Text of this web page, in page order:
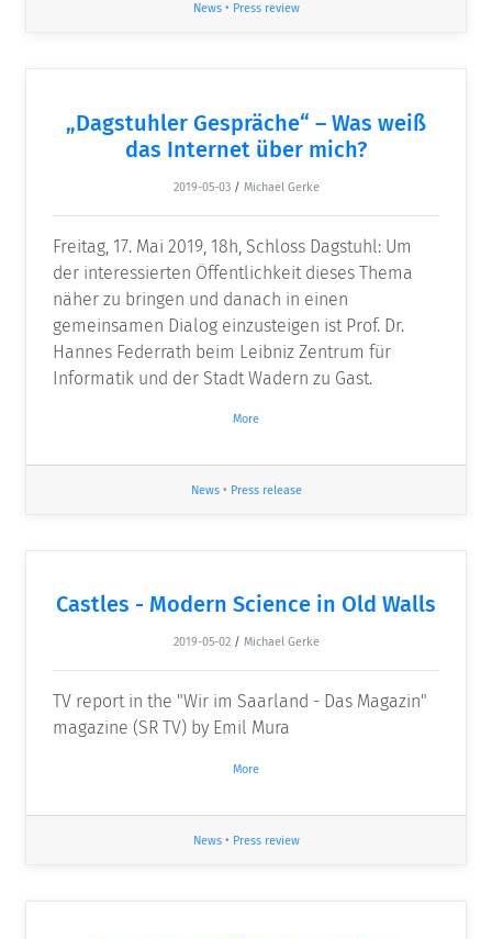
News• Press review
„Dagstuhler Gespräche“ – Was weiß
das Internet über mich?
2019-05-03 / Michael Gerke
Freitag, 17. Mai 2019, 18h, Schloss Dagstuhl: Um
der interessierten Öffentlichkeit dieses Thema
näher zu bringen und danach in einen
gemeinsamen Dialog einzusteigen ist Prof. Dr.
Hannes Federrath beim Leibniz Zentrum für
Informatik und der Stadt Wadern zu Gast.
More
News• Press release
Castles - Modern Science in Old Walls
2019-05-02 / Michael Gerke
TV report in the "Wir im Saarland - Das Magazin"
magazine (SR TV) by Emil Mura
More
News• Press review